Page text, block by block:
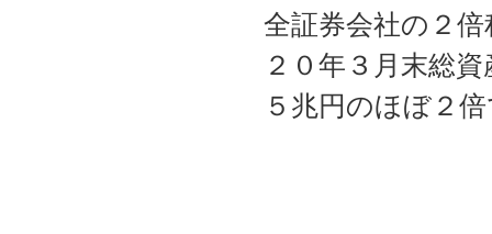
全証券会社の２
２０年３月末総
５兆円のほぼ２